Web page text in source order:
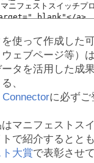
使って作成した
ウェブページ等）は
タを活用した成
、
Connectorに必ずご
マニフェストス
で紹介するととも
大賞で表彰させ